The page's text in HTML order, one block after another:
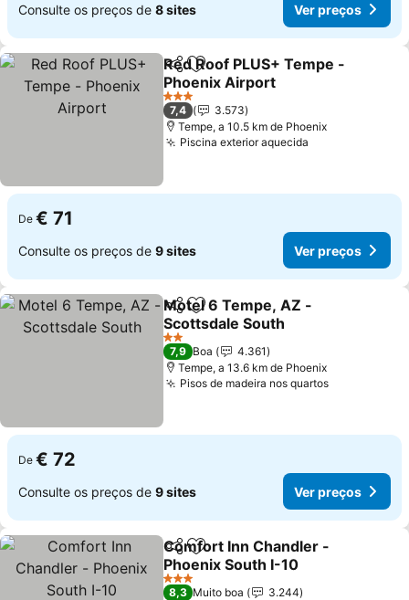
Consulte os preços de 8 sites Ver preços
PartilharAdicionar aos favoritos
Red Roof PLUS+ Tempe -
Phoenix Airport
3 Estrelas
7,4
3.573
Tempe, a 10.5 km de Phoenix
Piscina exterior aquecida
De € 71
Consulte os preços de 9 sites Ver preços
PartilharAdicionar aos favoritos
Motel 6 Tempe, AZ -
Scottsdale South
2 Estrelas
7,9 Boa
4.361
Tempe, a 13.6 km de Phoenix
Pisos de madeira nos quartos
De € 72
Consulte os preços de 9 sites Ver preços
PartilharAdicionar aos favoritos
Comfort Inn Chandler -
Phoenix South I-10
3 Estrelas
8,3 Muito boa
3.244